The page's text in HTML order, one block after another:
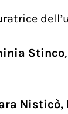
Stinco